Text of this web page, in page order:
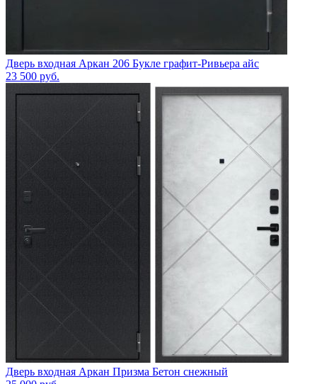
Дверь входная Аркан 206 Букле графит-Ривьера айс
23 500 руб.
Дверь входная Аркан Призма Бетон снежный